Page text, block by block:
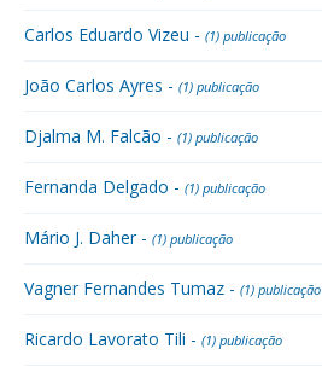
Carlos Eduardo Vizeu - (1) publicação
João Carlos Ayres - (1) publicação
Djalma M. Falcão - (1) publicação
Fernanda Delgado - (1) publicação
Mário J. Daher - (1) publicação
Vagner Fernandes Tumaz - (1) publicação
Ricardo Lavorato Tili - (1) publicação